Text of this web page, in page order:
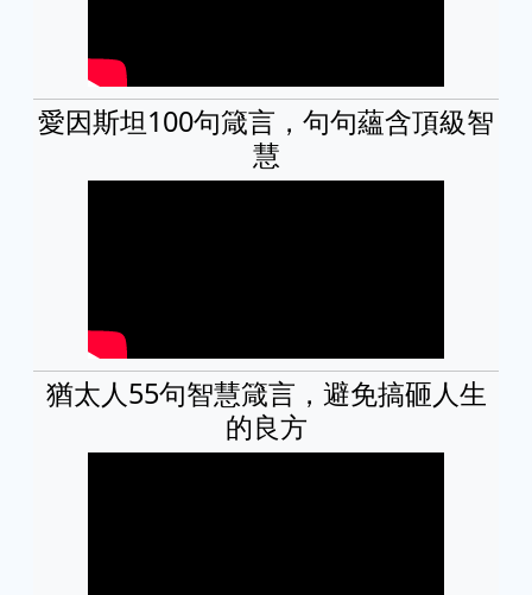
愛因斯坦100句箴言，句句蘊含頂級智
慧
猶太人55句智慧箴言，避免搞砸人生
的良方